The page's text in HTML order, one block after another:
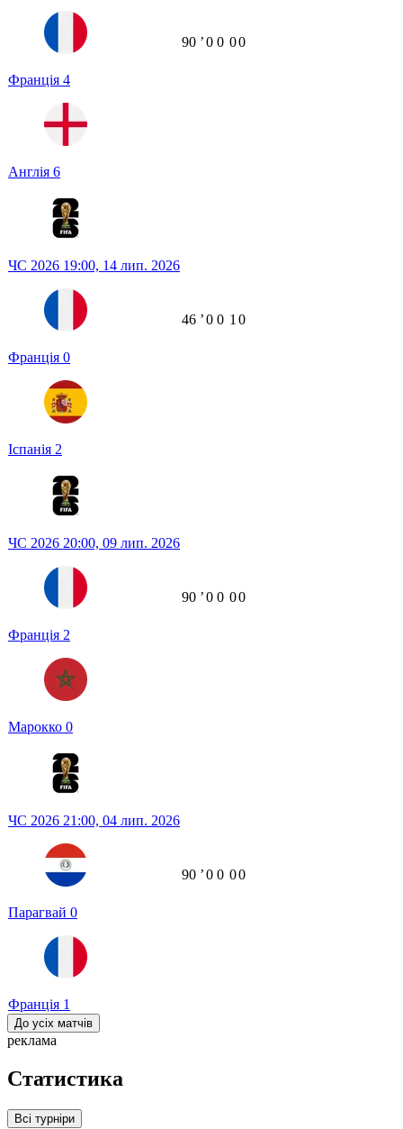
Франція 4
Англія 6
90 ʼ0 0 00
ЧС 2026 19:00, 14 лип. 2026
Франція 0
Іспанія 2
46 ʼ0 0 1 0
ЧС 2026 20:00, 09 лип. 2026
Франція 2
Марокко 0
90 ʼ0 0 00
ЧС 2026 21:00, 04 лип. 2026
Парагвай 0
Франція 1
90 ʼ0 0 00
До усіх матчів
реклама
Статистика
Всі турніри